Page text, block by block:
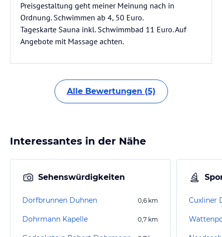
Preisgestaltung geht meiner Meinung nach in
Ordnung. Schwimmen ab 4, 50 Euro.
Tageskarte Sauna inkl. Schwimmbad 11 Euro. Auf
Angebote mit Massage achten.
Alle Bewertungen (5)
Interessantes in der Nähe
Sehenswürdigkeiten
Dorfbrunnen Duhnen 0,6 km
Dohrmann Kapelle 0,7 km
Cuxliner